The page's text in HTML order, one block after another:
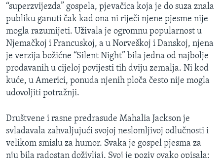
“superzvijezda” gospela, pjevačica koja je do suza znala
publiku ganuti čak kad ona ni riječi njene pjesme nije
mogla razumijeti. Uživala je ogromnu popularnost u
Njemačkoj i Francuskoj, a u Norveškoj i Danskoj, njena
je verzija božićne “Silent Night” bila jedna od najbolje
prodavanih u cijeloj povijesti tih dviju zemalja. Ni kod
kuće, u Americi, ponuda njenih ploča često nije mogla
udovoljiti potražnji.
Društvene i rasne predrasude Mahalia Jackson je
svladavala zahvaljujući svojoj neslomljivoj odlučnosti i
velikom smislu za humor. Svaka je gospel pjesma za
nju bila radostan doživljaj. Svoj je poziv ovako opisala: